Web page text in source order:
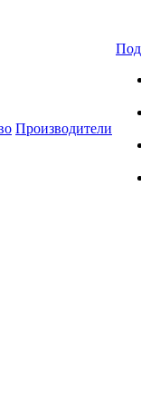
Производители